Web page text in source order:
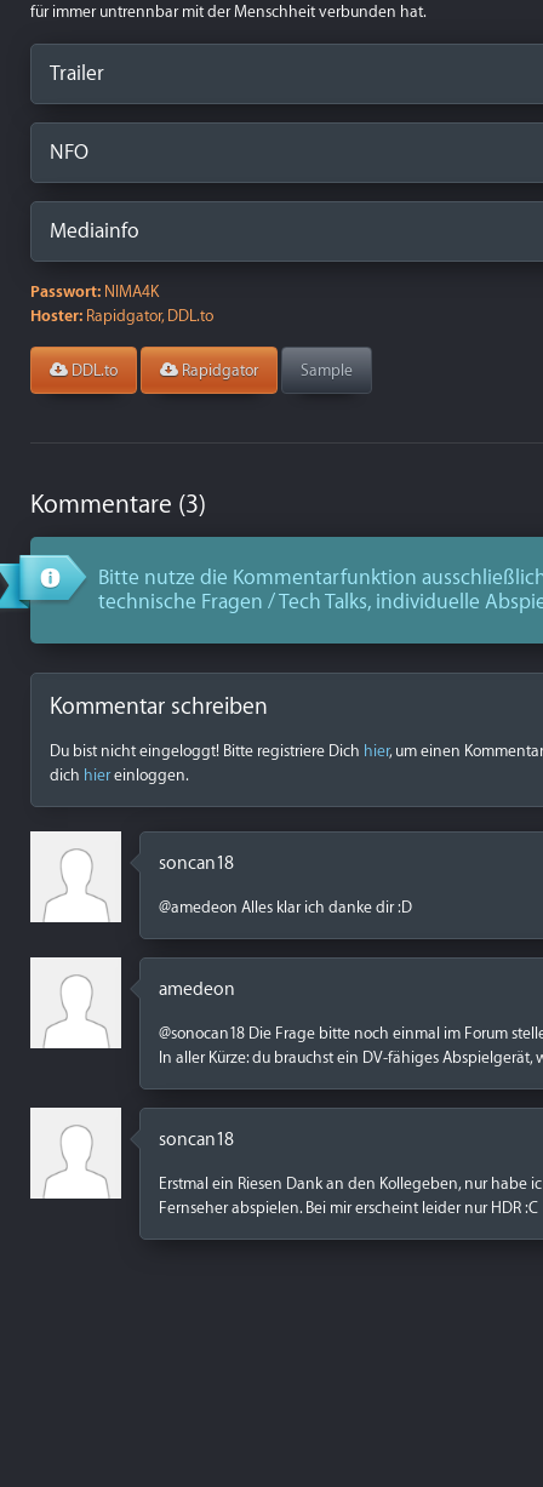
für immer untrennbar mit der Menschheit verbunden hat.
Trailer
NFO
Mediainfo
Passwort: NIMA4K
Hoster: Rapidgator, DDL.to
DDL.to Rapidgator Sample
Kommentare (3)
Bitte nutze die Kommentarfunktion
technische Fragen / Tech Talks, individuelle
Kommentar schreiben
Du bist nicht eingeloggt! Bitte registriere Dich hier, um einen
dich hiereinloggen.
soncan18
@amedeon Alles klar ich danke dir :D
amedeon
@sonocan18 Die Frage bitte noch einmal im Forum
In aller Kürze: du brauchst ein DV-fähiges Abspielgerät,
soncan18
Erstmal ein Riesen Dank an den Kollegeben, nur habe
Fernseher abspielen. Bei mir erscheint leider nur HDR :C